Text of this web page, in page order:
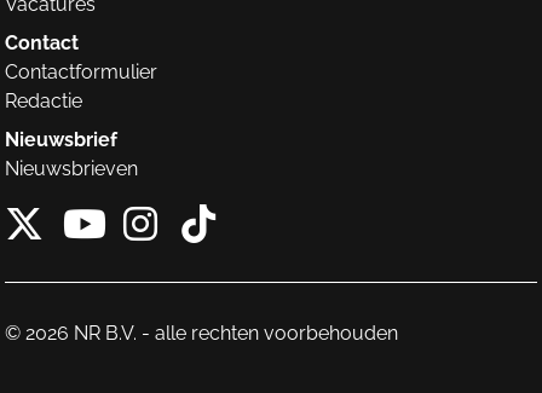
Contact
Contactformulier
Redactie
Nieuwsbrief
Nieuwsbrieven
X van NieuwRechts
Instagram van
Tiktok van
© 2026 NR B.V. - alle rechten voorbehouden